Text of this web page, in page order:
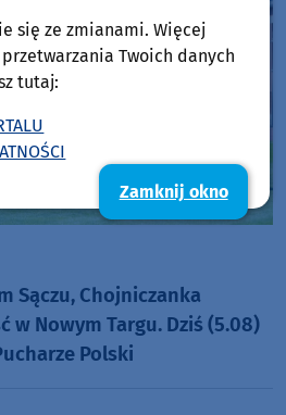
Sączu, Chojniczanka
w Nowym Targu. Dziś (5.08)
Polski
się ze zmianami. Więcej
Twoich danych
tutaj:
Zamknij okno